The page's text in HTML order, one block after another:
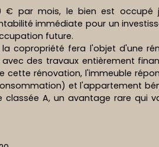
€ par mois, le bien est occupé
immédiate pour un
future.
copropriété fera l'objet d'une
des travaux entièrement
cette rénovation, l'immeuble
et l'appartement
A, un avantage rare qui